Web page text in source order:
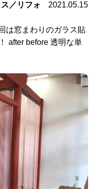
／リフォ
2021.05.15
は窓まわりのガラス貼
after before 透明な単